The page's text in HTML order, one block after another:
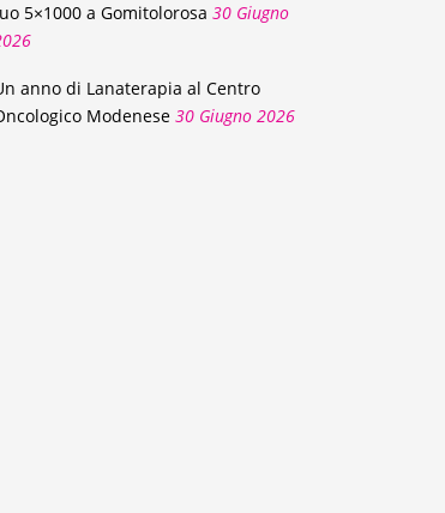
5×1000 a Gomitolorosa 30 Giugno
anno di Lanaterapia al Centro
Modenese 30 Giugno 2026